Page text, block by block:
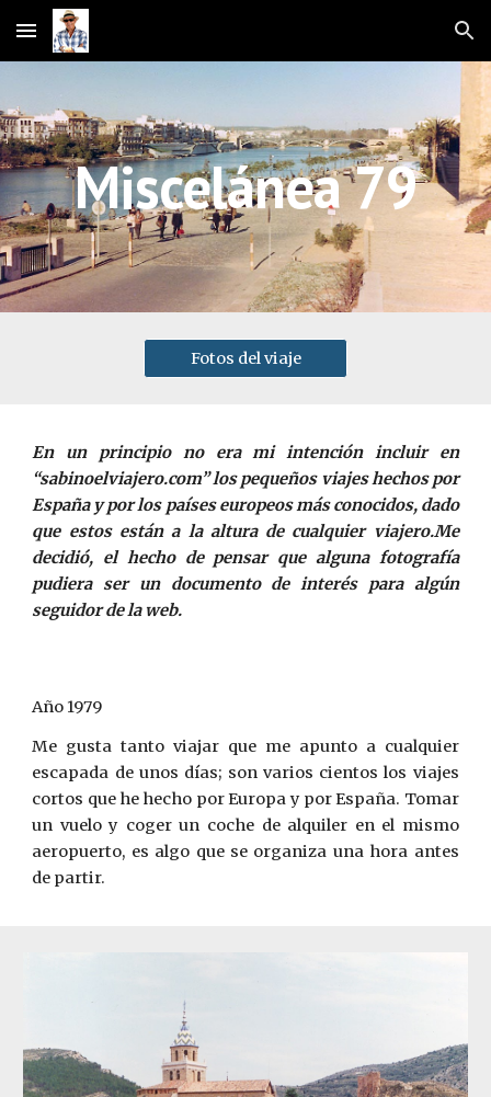
Skip to main content Skip to navigation
Miscelánea 79
Fotos del viaje
En un principio no era mi intención incluir en
“sabinoelviajero.com” los pequeños viajes hechos por
España y por los países europeos más conocidos, dado
que estos están a la altura de cualquier viajero.Me
decidió, el hecho de pensar que alguna fotografía
pudiera ser un documento de interés para algún
seguidor de la web.
Año 1979
Me gusta tanto viajar que me apunto a cualquier
escapada de unos días; son varios cientos los viajes
cortos que he hecho por Europa y por España. Tomar
un vuelo y coger un coche de alquiler en el mismo
aeropuerto, es algo que se organiza una hora antes
de partir.